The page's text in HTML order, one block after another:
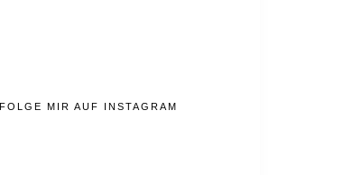
FOLGE MIR AUF INSTAGRAM